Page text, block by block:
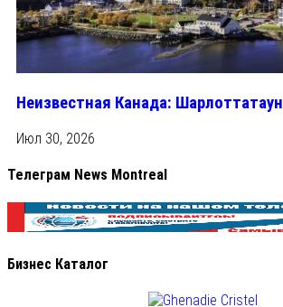
Неизвестная Канада: Шарлоттатаун
Июл 30, 2026
Телеграм News Montreal
Бизнес Каталог